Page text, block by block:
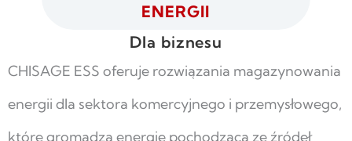
ENERGII
Dla biznesu
CHISAGE ESS oferuje rozwiązania magazynowania
energii dla sektora komercyjnego i przemysłowego,
które gromadzą energię pochodzącą ze źródeł